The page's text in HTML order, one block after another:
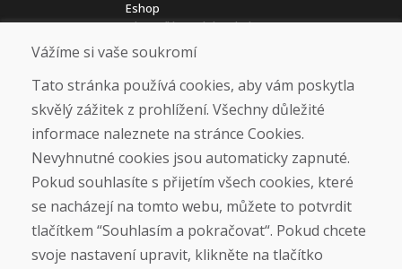
Eshop
Jak posíláme elektrokola
Obchodní podmínky
Doprava
Platba
Vrácení a výměna zboží
Ochrana osobních údajů
Cookies
Sociální sítě
Vážíme si vaše soukromí
Tato stránka používá cookies, aby vám poskytla
skvělý zážitek z prohlížení. Všechny důležité
informace naleznete na stránce Cookies.
Nevyhnutné cookies jsou automaticky zapnuté.
Pokud souhlasíte s přijetím všech cookies, které
se nacházejí na tomto webu, můžete to potvrdit
tlačítkem “Souhlasím a pokračovat“. Pokud chcete
svoje nastavení upravit, klikněte na tlačítko